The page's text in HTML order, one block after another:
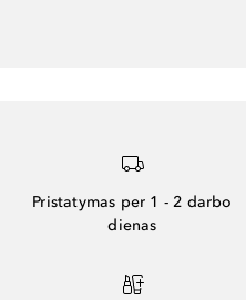
Pristatymas per 1 - 2 darbo
dienas